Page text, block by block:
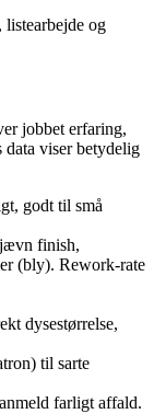
listearbejde og
jobbet erfaring,
viser betydelig
godt til små
finish,
(bly). Rework-rate
dysestørrelse,
til sarte
farligt affald.